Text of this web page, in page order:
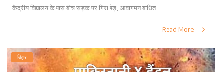
केंद्रीय विद्यालय के पास बीच सड़क पर गिरा पेड़, आवागमन बाधित
Read More
बिहार